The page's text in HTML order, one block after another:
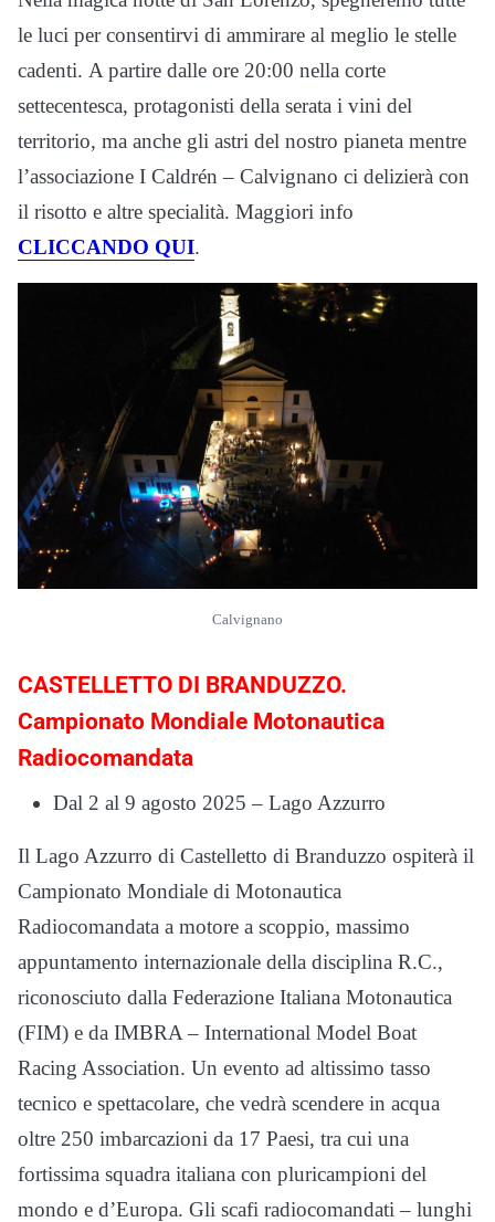
le luci per consentirvi di ammirare al meglio le stelle
cadenti. A partire dalle ore 20:00 nella corte
settecentesca, protagonisti della serata i vini del
territorio, ma anche gli astri del nostro pianeta mentre
l’associazione I Caldrén – Calvignano ci delizierà con
il risotto e altre specialità. Maggiori info
CLICCANDO QUI.
Calvignano
CASTELLETTO DI BRANDUZZO.
Campionato Mondiale Motonautica
Radiocomandata
Dal 2 al 9 agosto 2025 – Lago Azzurro
Il Lago Azzurro di Castelletto di Branduzzo ospiterà il
Campionato Mondiale di Motonautica
Radiocomandata a motore a scoppio, massimo
appuntamento internazionale della disciplina R.C.,
riconosciuto dalla Federazione Italiana Motonautica
(FIM) e da IMBRA – International Model Boat
Racing Association. Un evento ad altissimo tasso
tecnico e spettacolare, che vedrà scendere in acqua
oltre 250 imbarcazioni da 17 Paesi, tra cui una
fortissima squadra italiana con pluricampioni del
mondo e d’Europa. Gli scafi radiocomandati – lunghi